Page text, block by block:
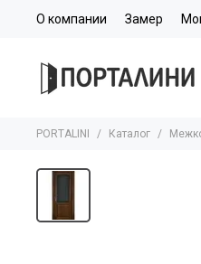
О компании Замер
PORTALINI Каталог